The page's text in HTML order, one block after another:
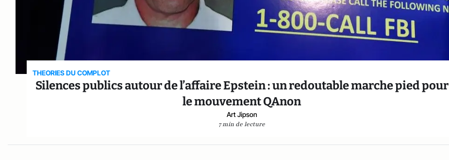
THEORIES DU COMPLOT
Silences publics autour de l’affaire Epstein : un redoutable marche pied pour
le mouvement QAnon
Art Jipson
7 min de lecture